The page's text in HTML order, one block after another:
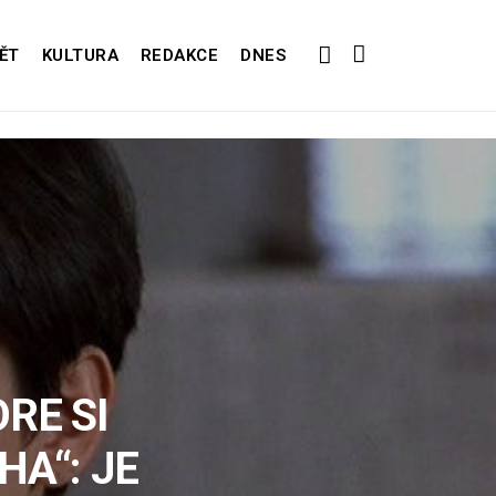
KULTURA REDAKCE DNES
SI
JE